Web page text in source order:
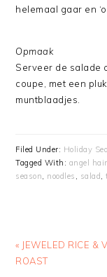
helemaal gaar en
Opmaak
Serveer de salade
coupe, met een
muntblaadjes.
Filed Under: Holiday
Tagged With: angel hair
season, noodles , salad ,
Previous
Post:
« JEWELED RICE &
ROAST